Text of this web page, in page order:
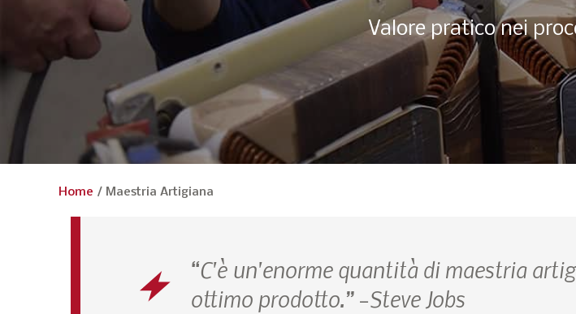
Valore pratico nei
Home / Maestria Artigiana
“C'è un'enorme quantità di maestria
ottimo prodotto.” –Steve Jobs